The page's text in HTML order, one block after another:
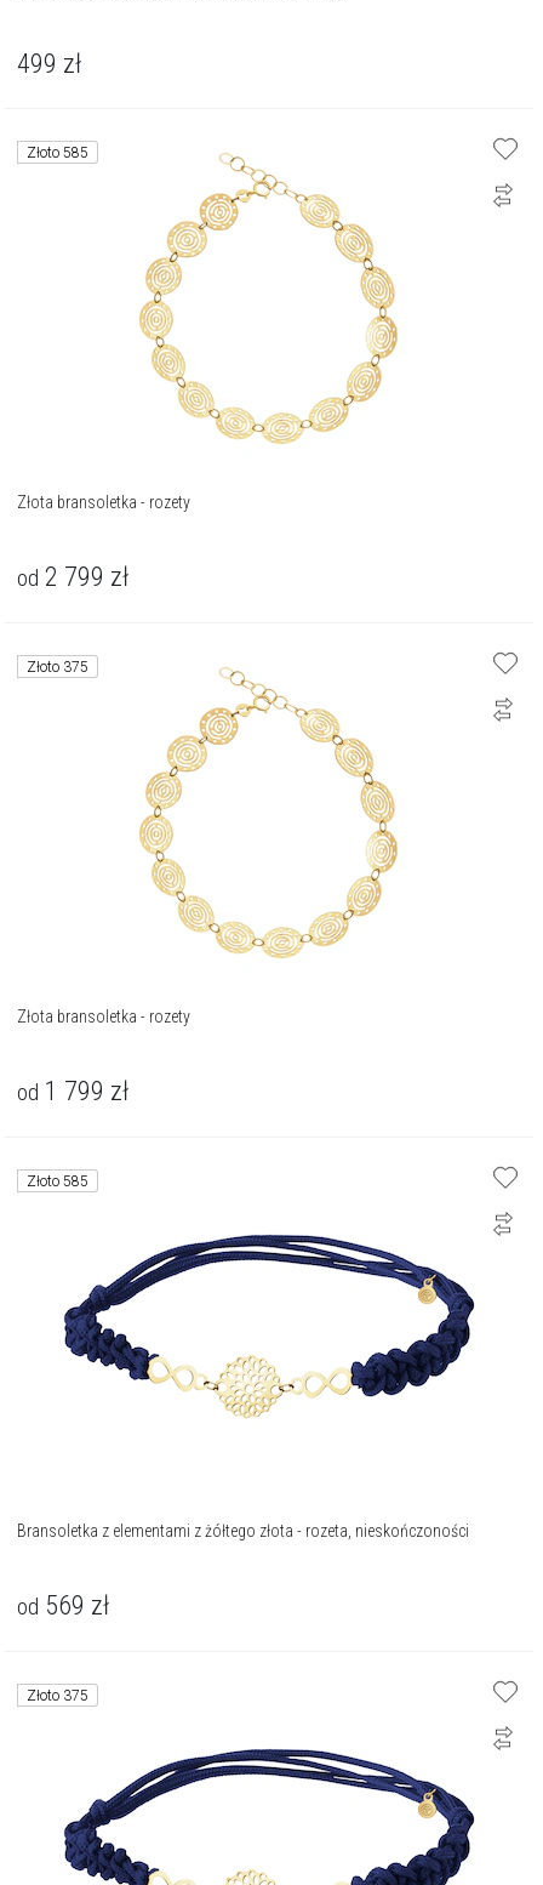
499 zł
Złoto 585
Złota bransoletka - rozety
od 2 799 zł
Złoto 375
Złota bransoletka - rozety
od 1 799 zł
Złoto 585
Bransoletka z elementami z żółtego złota - rozeta, nieskończoności
od 569 zł
Złoto 375